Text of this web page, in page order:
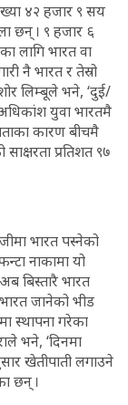
४२ हजार ९ सय
छन् । ९ हजार ६
लागि भारत वा
नै भारत र तेस्रो
लिम्बूले भने, ‘दुई/
युवा भारतमै
कारण बीचमै
प्रतिशत ९७
भारत पस्नेको
नाकामा यो
बिस्तारै भारत
जानेको भीड
स्थापना गरेका
भने, ‘दिनमा
खेतीपाती लगाउने
छन् ।